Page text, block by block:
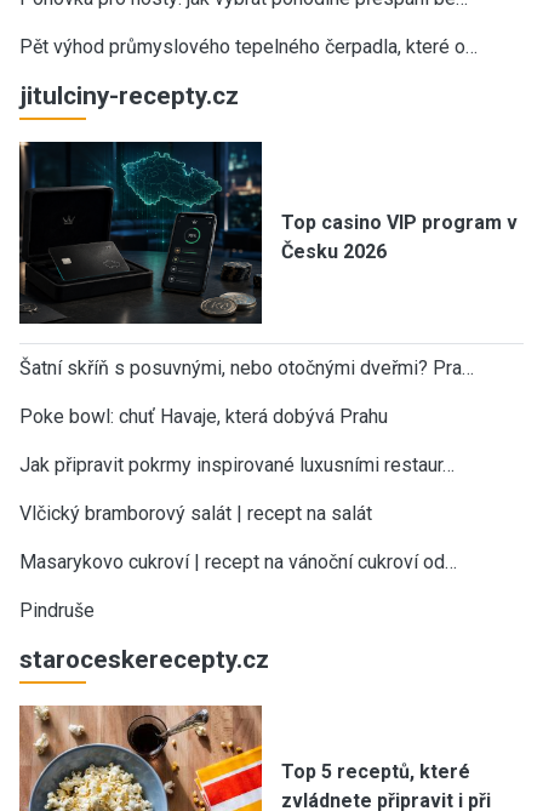
Pět výhod průmyslového tepelného čerpadla, které o…
jitulciny-recepty.cz
Top casino VIP program v
Česku 2026
Šatní skříň s posuvnými, nebo otočnými dveřmi? Pra…
Poke bowl: chuť Havaje, která dobývá Prahu
Jak připravit pokrmy inspirované luxusními restaur…
Vlčický bramborový salát | recept na salát
Masarykovo cukroví | recept na vánoční cukroví od…
Pindruše
staroceskerecepty.cz
Top 5 receptů, které
zvládnete připravit i při